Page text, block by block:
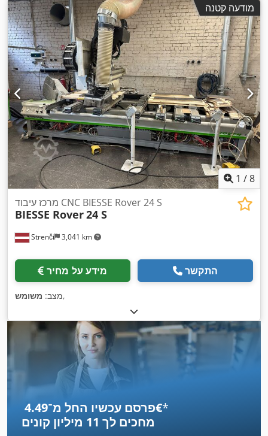
מודעה קטנה
1 /8
Strenči 3,041 km
מרכז עיבוד CNC BIESSE Rover 24 S
BIESSE Rover24 S
מידע על מחיר התקשר
מצב: משומש ,
פרסם עכשיו החל מ־‏4.49 ‏€*
מחכים לך 11 מיליון קונים